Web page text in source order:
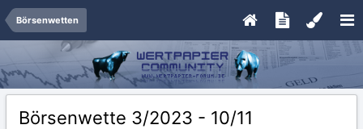
Börsenwetten
Börsenwette 3/2023 - 10/11